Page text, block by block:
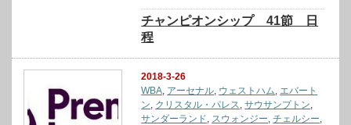
チャンピオンシップ 41節 日
程
2018-3-26
WBA アーセナル ウェストハム エバート
ン クリスタル・パレス ,サウサンプトン
サンダーランド
スウォンジー ,チェルシー